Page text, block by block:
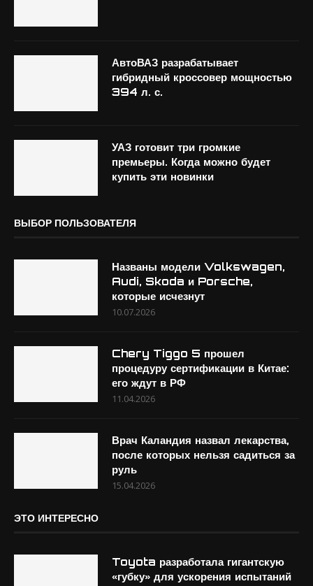
АвтоВАЗ разрабатывает
гибридный кроссовер мощностью
394 л. с.
УАЗ готовит три громкие
премьеры. Когда можно будет
купить эти новинки
ВЫБОР ПОЛЬЗОВАТЕЛЯ
Названы модели Volkswagen,
Audi, Skoda и Porsche,
которые исчезнут
10.07.2026
Chery Tiggo 5 прошел
процедуру сертификации в Китае:
его ждут в РФ
11.04.2026
Врач Каландия назвал лекарства,
после которых нельзя садиться за
руль
15.04.2026
ЭТО ИНТЕРЕСНО
Toyota разработала гигантскую
«губку» для ускорения испытаний